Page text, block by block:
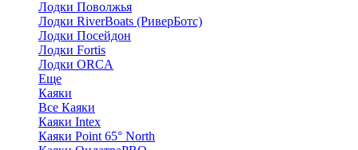
Лодки Поволжья
Лодки RiverBoats (РиверБотс)
Лодки Посейдон
Лодки Fortis
Лодки ORCA
Еще
Каяки
Все Каяки
Каяки Intex
Каяки Point 65° North